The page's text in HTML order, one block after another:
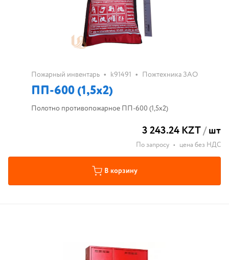
Пожарный инвентарь • k91491 • Пожтехника ЗАО
ПП-600 (1,5х2)
Полотно противопожарное ПП-600 (1,5х2)
3 243.24 KZT/шт
По запросу • цена без НДС
В корзину